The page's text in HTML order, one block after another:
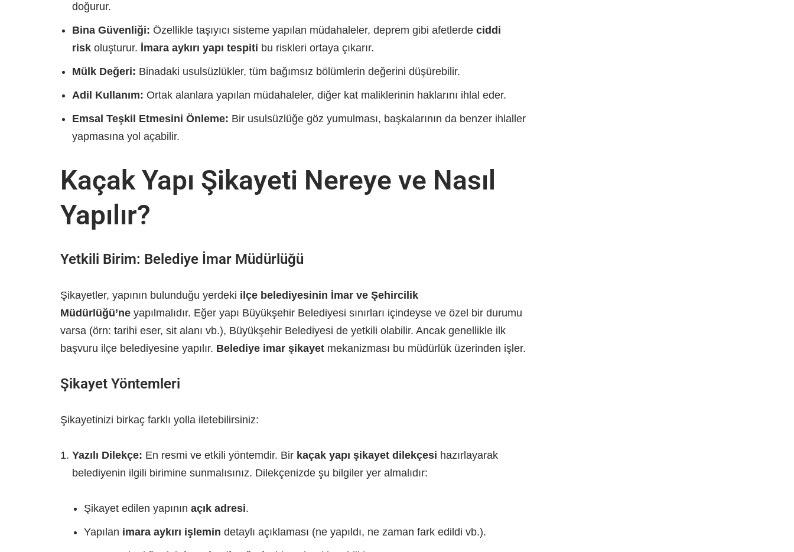
doğurur.
Bina Güvenliği: Özellikle taşıyıcı sisteme yapılan müdahaleler, deprem gibi afetlerde ciddi
risk oluşturur. İmara aykırı yapı tespiti bu riskleri ortaya çıkarır.
Mülk Değeri: Binadaki usulsüzlükler, tüm bağımsız bölümlerin değerini düşürebilir.
Adil Kullanım: Ortak alanlara yapılan müdahaleler, diğer kat maliklerinin haklarını ihlal eder.
Emsal Teşkil Etmesini Önleme: Bir usulsüzlüğe göz yumulması, başkalarının da benzer ihlaller
yapmasına yol açabilir.
Kaçak Yapı Şikayeti Nereye ve Nasıl
Yapılır?
Yetkili Birim: Belediye İmar Müdürlüğü
Şikayetler, yapının bulunduğu yerdeki ilçe belediyesinin İmar ve Şehircilik
Müdürlüğü’ne yapılmalıdır. Eğer yapı Büyükşehir Belediyesi sınırları içindeyse ve özel bir durumu
varsa (örn: tarihi eser, sit alanı vb.), Büyükşehir Belediyesi de yetkili olabilir. Ancak genellikle ilk
başvuru ilçe belediyesine yapılır. Belediye imar şikayet mekanizması bu müdürlük üzerinden işler.
Şikayet Yöntemleri
Şikayetinizi birkaç farklı yolla iletebilirsiniz:
Yazılı Dilekçe: En resmi ve etkili yöntemdir. Bir kaçak yapı şikayet dilekçesi hazırlayarak
belediyenin ilgili birimine sunmalısınız. Dilekçenizde şu bilgiler yer almalıdır:
Şikayet edilen yapının açık adresi.
Yapılan imara aykırı işlemin detaylı açıklaması (ne yapıldı, ne zaman fark edildi vb.).